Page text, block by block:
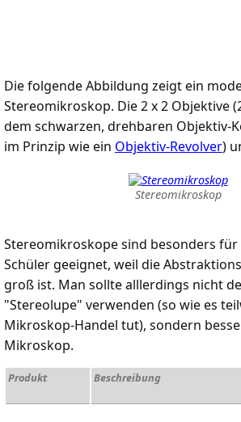
Die folgende Abbildung zeigt ein
Stereomikroskop. Die 2 x 2 Objektive
dem schwarzen, drehbaren Objektiv-
im Prinzip wie ein Objektiv-Revolver)
Stereomikroskop
Stereomikroskope sind besonders für
Schüler geeignet, weil die
groß ist. Man sollte alllerdings nicht
"Stereolupe" verwenden (so wie es
Mikroskop-Handel tut), sondern
Mikroskop.
Produkt Beschreibung